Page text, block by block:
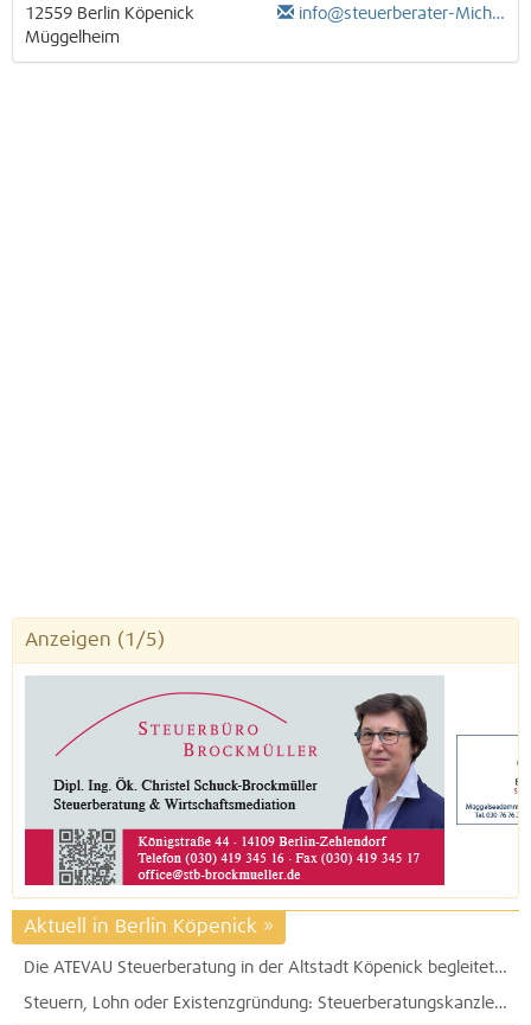
12559 Berlin Köpenick
Müggelheim
info@steuerberater-MichaelEckert.de
Anzeigen (1/5)
Aktuell in Berlin Köpenick »
Die ATEVAU Steuerberatung in der Altstadt Köpenick begleitet Sie auch in schwierigen Zeiten durch die Unwägbarkeiten des Steuerrechts
Steuern, Lohn oder Existenzgründung: Steuerberatungskanzlei Anja Wenzke im Innovationspark Wuhlkeide in der Köpenicker Straße